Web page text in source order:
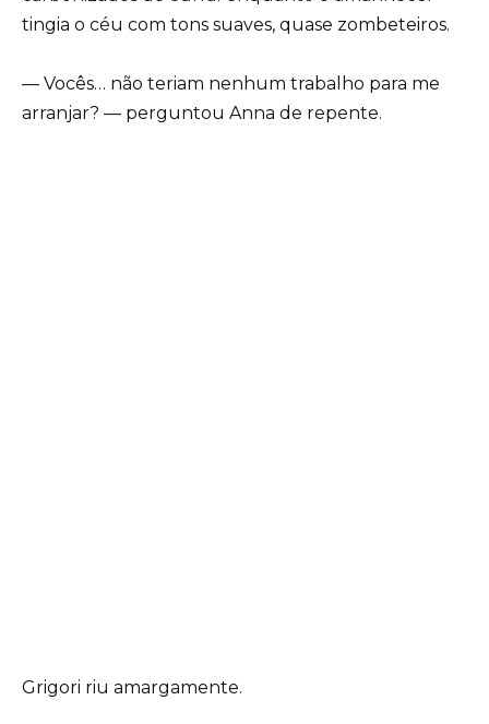
tingia o céu com tons suaves, quase zombeteiros.
— Vocês… não teriam nenhum trabalho para me
arranjar? — perguntou Anna de repente.
Grigori riu amargamente.